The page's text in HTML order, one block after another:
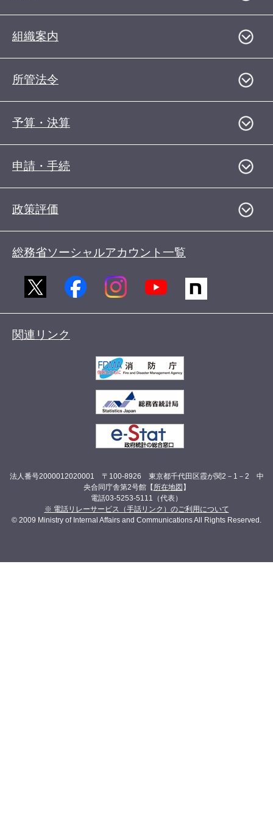
組織案内
所管法令
予算・決算
申請・手続
政策評価
総務省ソーシャルアカウント一覧
関連リンク
法人番号2000012020001 〒100-8926 東京都千代田区霞が関2－1－2 中
央合同庁舎第2号館【 所在地図 】
電話03-5253-5111（代表）
※ 電話リレーサービス（手話リンク）のご利用について
© 2009 Ministry of Internal Affairs and Communications All Rights Reserved.